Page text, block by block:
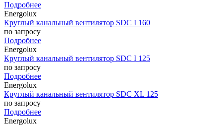
Подробнее
Energolux
Круглый канальный вентилятор SDC I 160
по запросу
Подробнее
Energolux
Круглый канальный вентилятор SDC I 125
по запросу
Подробнее
Energolux
Круглый канальный вентилятор SDC XL 125
по запросу
Подробнее
Energolux